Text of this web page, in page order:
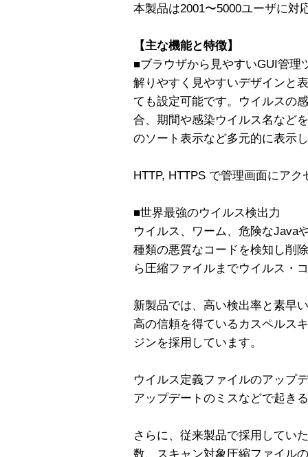
本製品は2001〜5000ユーザに対
【主な機能と特徴】
■ブラウザから見やすいGUI管理
解りやすく見やすいデザインと
ても設定可能です。ウイルスの
合、期間や感染ウイルス名など
のソート表示など多元的に表示
HTTP, HTTPS で管理画面にアク
■世界最強のウイルス検出力
ウイルス、ワーム、危険なJava
種類の悪質なコードを検知し削
ら圧縮ファイルまでウイルス・
新製品では、高い検出率と素早
高の信頼を得ているカスペルス
ジンを採用しています。
ウイルス定義ファイルのアップ
アップデートのミスなどで起き
さらに、従来製品で採用してい
数、スキャン対象圧縮ファイル